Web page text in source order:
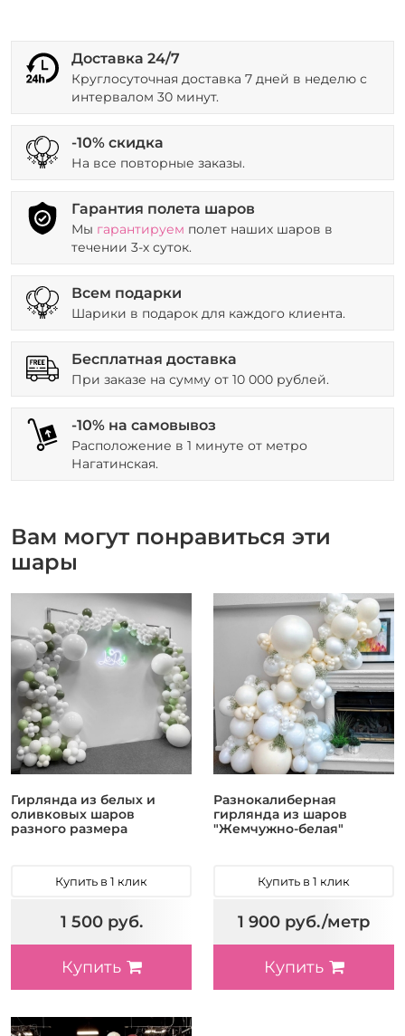
Доставка 24/7
Круглосуточная доставка 7 дней в неделю с
интервалом 30 минут.
-10% скидка
На все повторные заказы.
Гарантия полета шаров
Мы гарантируем полет наших шаров в
течении 3-х суток.
Всем подарки
Шарики в подарок для каждого клиента.
Бесплатная доставка
При заказе на сумму от 10 000 рублей.
-10% на самовывоз
Расположение в 1 минуте от метро
Нагатинская.
Вам могут понравиться эти
шары
Гирлянда из белых и
оливковых шаров
разного размера
Купить в 1 клик
1 500 руб.
Купить
Разнокалиберная
гирлянда из шаров
"Жемчужно-белая"
Купить в 1 клик
1 900 руб./метр
Купить